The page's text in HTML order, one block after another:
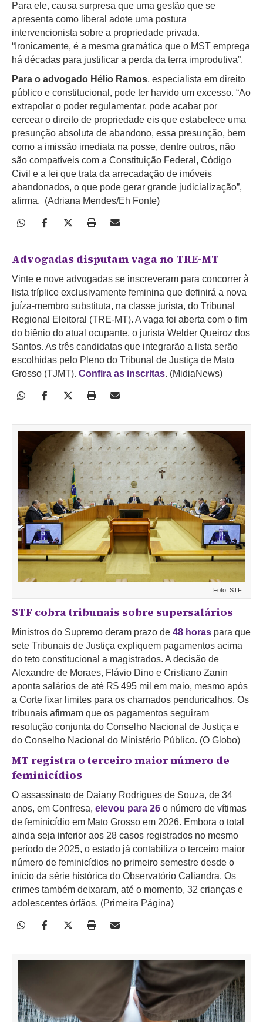
Para ele, causa surpresa que uma gestão que se
apresenta como liberal adote uma postura
intervencionista sobre a propriedade privada.
“Ironicamente, é a mesma gramática que o MST emprega
há décadas para justificar a perda da terra improdutiva”.
Para o advogado Hélio Ramos, especialista em direito
público e constitucional, pode ter havido um excesso. “Ao
extrapolar o poder regulamentar, pode acabar por
cercear o direito de propriedade eis que estabelece uma
presunção absoluta de abandono, essa presunção, bem
como a imissão imediata na posse, dentre outros, não
são compatíveis com a Constituição Federal, Código
Civil e a lei que trata da arrecadação de imóveis
abandonados, o que pode gerar grande judicialização”,
afirma. (Adriana Mendes/Eh Fonte)
Advogadas disputam vaga no TRE-MT
Vinte e nove advogadas se inscreveram para concorrer à
lista tríplice exclusivamente feminina que definirá a nova
juíza-membro substituta, na classe jurista, do Tribunal
Regional Eleitoral (TRE-MT). A vaga foi aberta com o fim
do biênio do atual ocupante, o jurista Welder Queiroz dos
Santos. As três candidatas que integrarão a lista serão
escolhidas pelo Pleno do Tribunal de Justiça de Mato
Grosso (TJMT). Confira as inscritas. (MidiaNews)
Foto: STF
STF cobra tribunais sobre supersalários
Ministros do Supremo deram prazo de 48 horas para que
sete Tribunais de Justiça expliquem pagamentos acima
do teto constitucional a magistrados. A decisão de
Alexandre de Moraes, Flávio Dino e Cristiano Zanin
aponta salários de até R$ 495 mil em maio, mesmo após
a Corte fixar limites para os chamados penduricalhos. Os
tribunais afirmam que os pagamentos seguiram
resolução conjunta do Conselho Nacional de Justiça e
do Conselho Nacional do Ministério Público. (O Globo)
MT registra o terceiro maior número de
feminicídios
O assassinato de Daiany Rodrigues de Souza, de 34
anos, em Confresa, elevou para 26 o número de vítimas
de feminicídio em Mato Grosso em 2026. Embora o total
ainda seja inferior aos 28 casos registrados no mesmo
período de 2025, o estado já contabiliza o terceiro maior
número de feminicídios no primeiro semestre desde o
início da série histórica do Observatório Caliandra. Os
crimes também deixaram, até o momento, 32 crianças e
adolescentes órfãos. (Primeira Página)